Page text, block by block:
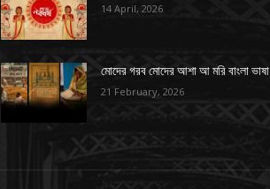
14 April, 2026
মোদের গরব মোদের আশা আ মরি বাংলা ভাষা
21 February, 2026